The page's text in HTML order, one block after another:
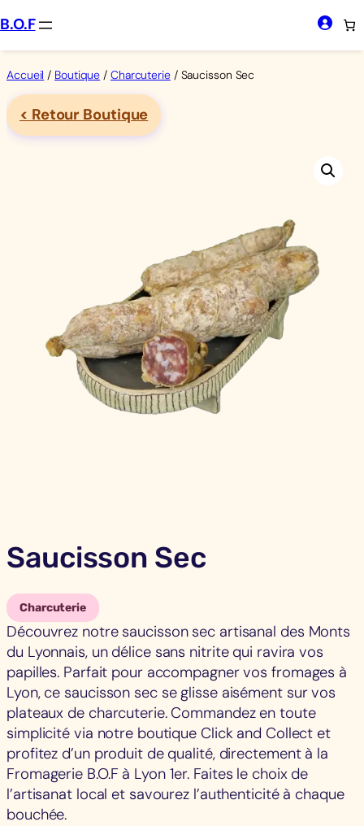
Aller
au
contenu
B.O.F
Accueil / Boutique / Charcuterie/ Saucisson Sec
< Retour Boutique
Saucisson Sec
Charcuterie
Découvrez notre saucisson sec artisanal des Monts
du Lyonnais, un délice sans nitrite qui ravira vos
papilles. Parfait pour accompagner vos fromages à
Lyon, ce saucisson sec se glisse aisément sur vos
plateaux de charcuterie. Commandez en toute
simplicité via notre boutique Click and Collect et
profitez d’un produit de qualité, directement à la
Fromagerie B.O.F à Lyon 1er. Faites le choix de
l’artisanat local et savourez l’authenticité à chaque
bouchée.